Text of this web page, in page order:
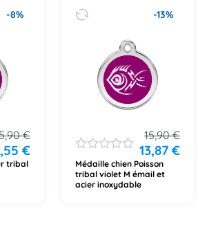
-8%
€
€
tribal
-13%
15,90€
13,87€
Médaille chien Poisson
tribal violet M émail et
acier inoxydable